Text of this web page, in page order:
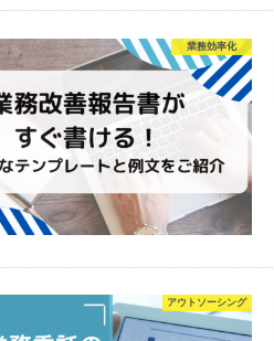
業務効率化
アウトソーシング